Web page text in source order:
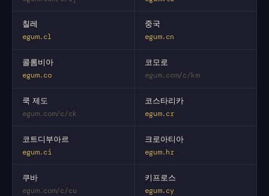
칠레
egum.cl
중국
egum.cn
콜롬비아
egum.co
코모로
egum.com/c/km
쿡 제도
egum.com/c/ck
코스타리카
egum.cr
코트디부아르
egum.ci
크로아티아
egum.hr
쿠바
egum.com/c/cu
키프로스
egum.cy